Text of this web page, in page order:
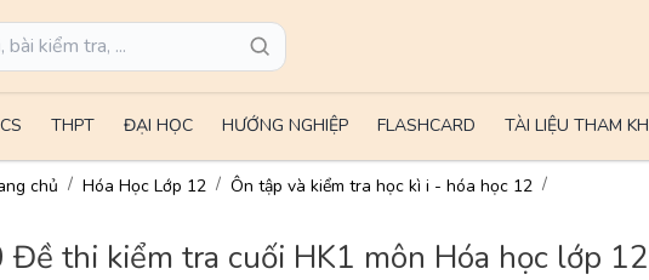
THPT ĐẠI HỌC HƯỚNG NGHIỆP FLASHCARD TÀI LIỆU THAM
chủ Hóa Học Lớp 12 Ôn tập và kiểm tra học kì i - hóa học 12
Đề thi kiểm tra cuối HK1 môn Hóa học lớp